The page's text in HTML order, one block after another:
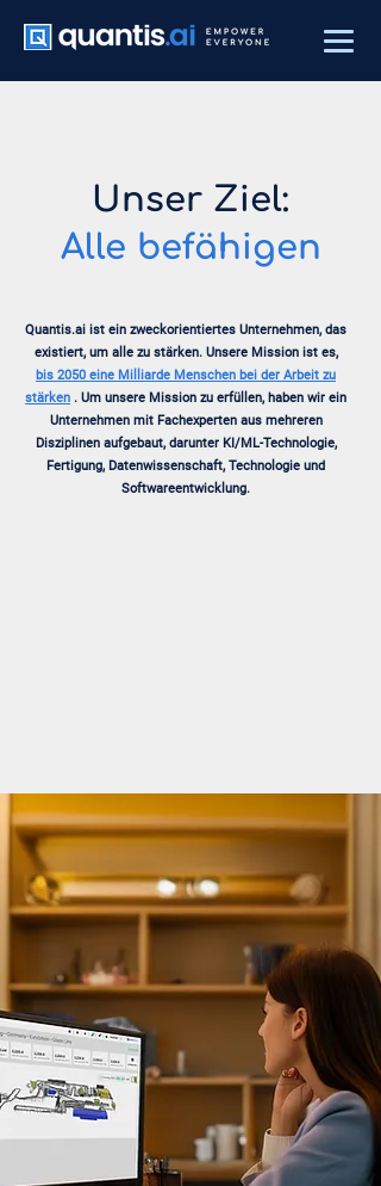
Unser Ziel:
Alle befähigen
Quantis.ai ist ein zweckorientiertes Unternehmen, das
existiert, um alle zu stärken. Unsere Mission ist es,
bis 2050 eine Milliarde Menschen bei der Arbeit zu
stärken . Um unsere Mission zu erfüllen, haben wir ein
Unternehmen mit Fachexperten aus mehreren
Disziplinen aufgebaut, darunter KI/ML-Technologie,
Fertigung, Datenwissenschaft, Technologie und
Softwareentwicklung.